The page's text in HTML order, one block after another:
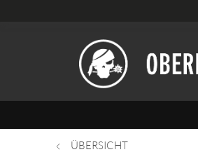
ÜBERSICHT